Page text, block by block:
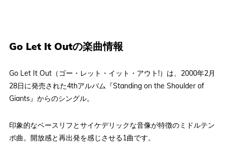
Go Let It Outの楽曲情報
Go Let It Out（ゴー・レット・イット・アウト!）は、2000年2月
28日に発売された4thアルバム『Standing on the Shoulder of
Giants』からのシングル。
印象的なベースリフとサイケデリックな音像が特徴のミドルテン
ポ曲。開放感と再出発を感じさせる1曲です。